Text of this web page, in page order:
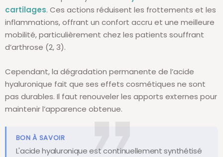
cartilages. Ces actions réduisent les frottements et les
inflammations, offrant un confort accru et une meilleure
mobilité, particulièrement chez les patients souffrant
d’arthrose (2, 3).
Cependant, la dégradation permanente de l’acide
hyaluronique fait que ses effets cosmétiques ne sont
pas durables. Il faut renouveler les apports externes pour
maintenir l’apparence obtenue.
BON À SAVOIR
L'acide hyaluronique est continuellement synthétisé